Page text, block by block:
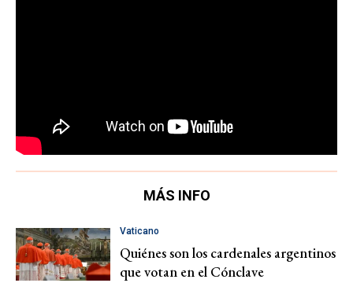
MÁS INFO
Vaticano
Quiénes son los cardenales argentinos
que votan en el Cónclave